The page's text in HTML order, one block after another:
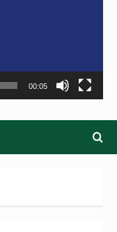
00:05